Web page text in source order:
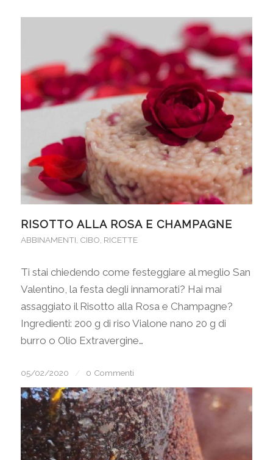
RISOTTO ALLA ROSA E CHAMPAGNE
ABBINAMENTI, CIBO, RICETTE
Ti stai chiedendo come festeggiare al meglio San
Valentino, la festa degli innamorati? Hai mai
assaggiato il Risotto alla Rosa e Champagne?
Ingredienti: 200 g di riso Vialone nano 20 g di
burro o Olio Extravergine…
05/02/2020 / 0 Commenti